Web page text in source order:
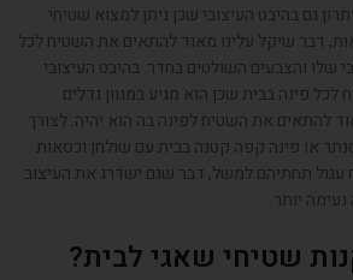
גם בהיבט העיצובי שכן ניתן למצוא שטיחי
, דבר שיקל עלינו מאוד להתאים את השטיח לכל
שלו והצבעים השולטים בחדר.בהיבט העיצובי
פינה בבית שכן הוא מגיע במגוון גדלים
להתאים את השטיח לפינה בה הוא יהיה.לצורך
או פינה קפה קטנה בבית עם שולחן וכסאות
תחתיהם למשל, דבר שגם ישדרג את העיצוב
יותר.
שטיחי שאגי לבית?